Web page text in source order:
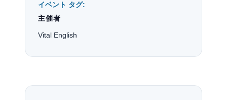
イベント タグ:
主催者
Vital English